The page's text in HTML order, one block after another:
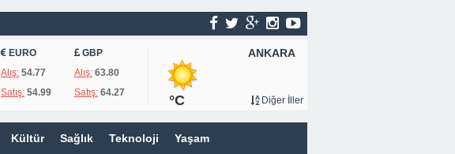
EURO
Alış:54.77
Satış:54.99
GBP
Alış:63.80
Satış:64.27
ANKARA
°C Diğer İller
Kültür Sağlık Teknoloji Yaşam